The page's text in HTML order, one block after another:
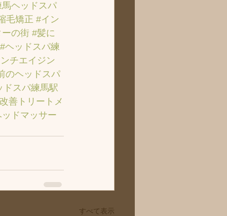
馬ヘッドスパ
毛矯正 #イン
の街 #髪に
#ヘッドスパ練
チエイジン
のヘッドスパ
ドスパ練馬駅
善トリートメ
ドマッサー
すべて表示